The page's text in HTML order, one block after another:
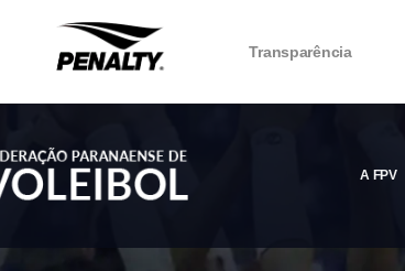
Transparência
A FPV